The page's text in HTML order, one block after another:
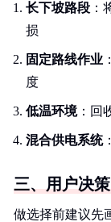
长下坡路段 ：
损
固定路线作业
度
低温环境：回
混合供电系统
三、用户决
做选择前建议先